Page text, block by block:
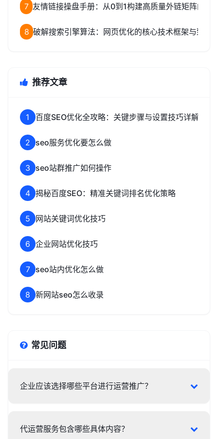
7 友情链接操盘手册：从0到1构建高质量外链矩阵的完
8 破解搜索引擎算法：网页优化的核心技术框架与致命
推荐文章
1 百度SEO优化全攻略：关键步骤与设置技巧详解
2 seo服务优化要怎么做
3 seo站群推广如何操作
4 揭秘百度SEO：精准关键词排名优化策略
5 网站关键词优化技巧
6 企业网站优化技巧
7 seo站内优化怎么做
8 新网站seo怎么收录
常见问题
企业应该选择哪些平台进行运营推广？
代运营服务包含哪些具体内容？